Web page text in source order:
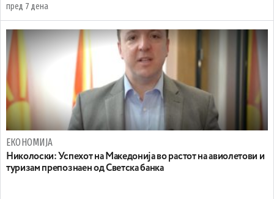
пред 7 дена
ЕКОНОМИЈА
Николоски: Успехот на Македонија во растот на авиолетови и
туризам препознаен од Светска банка